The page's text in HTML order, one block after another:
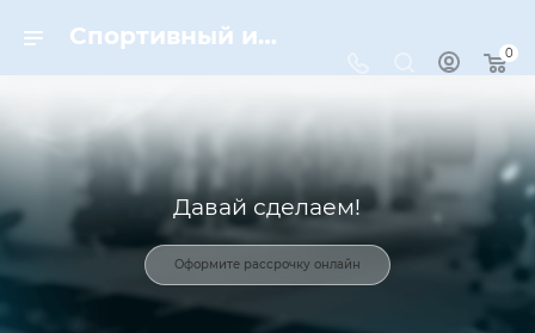
Спортивный инвентарь и оборудование для спорта в Москве | Dynamic-Sport
0
Давай сделаем!
Оформите рассрочку онлайн